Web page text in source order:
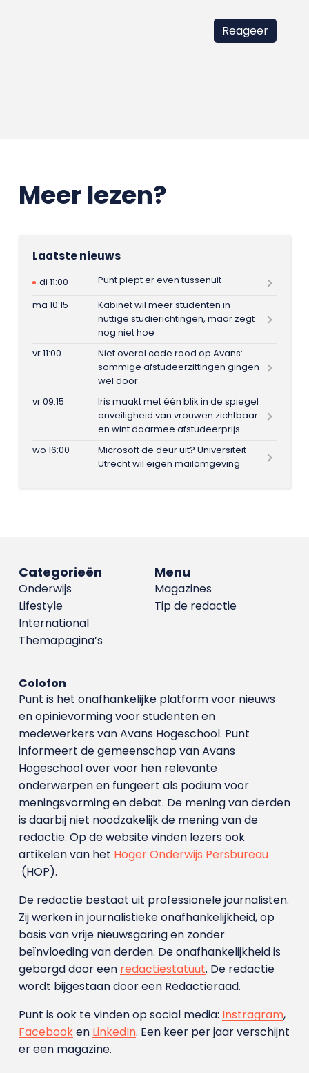
Meer lezen?
Laatste nieuws
di 11:00
Punt piept er even tussenuit
ma 10:15
Kabinet wil meer studenten in
nuttige studierichtingen, maar zegt
nog niet hoe
vr 11:00
Niet overal code rood op Avans:
sommige afstudeerzittingen gingen
wel door
vr 09:15
Iris maakt met één blik in de spiegel
onveiligheid van vrouwen zichtbaar
en wint daarmee afstudeerprijs
wo 16:00
Microsoft de deur uit? Universiteit
Utrecht wil eigen mailomgeving
Menu
Magazines
Tip de redactie
Categorieën
Onderwijs
Lifestyle
International
Themapagina’s
Colofon
Punt is het onafhankelijke platform voor nieuws
en opinievorming voor studenten en
medewerkers van Avans Hoge­school. Punt
informeert de gemeenschap van Avans
Hogeschool over voor hen relevante
onderwerpen en fungeert als podium voor
meningsvorming en debat. De mening van derden
is daarbij niet noodzakelijk de mening van de
redactie. Op de website vinden lezers ook
artikelen van het Hoger Onderwijs Persbureau
(HOP).
De redactie bestaat uit professionele journalisten.
Zij werken in journalistieke onafhankelijkheid, op
basis van vrije nieuwsgaring en zonder
beïnvloeding van derden. De onafhankelijkheid is
geborgd door een redactiestatuut. De redactie
wordt bijgestaan door een Redactieraad.
Punt is ook te vinden op social media: Instragram,
Facebooken LinkedIn. Een keer per jaar verschijnt
er een magazine.